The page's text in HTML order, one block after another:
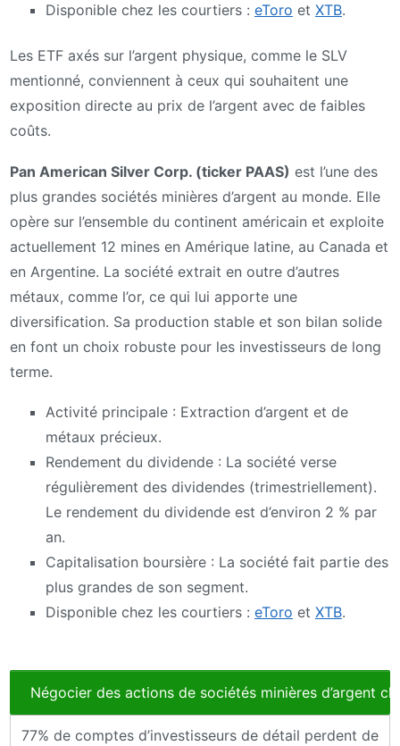
Disponible chez les courtiers : eToro et XTB.
Les ETF axés sur l’argent physique, comme le SLV
mentionné, conviennent à ceux qui souhaitent une
exposition directe au prix de l’argent avec de faibles
coûts.
Pan American Silver Corp. (ticker PAAS) est l’une des
plus grandes sociétés minières d’argent au monde. Elle
opère sur l’ensemble du continent américain et exploite
actuellement 12 mines en Amérique latine, au Canada et
en Argentine. La société extrait en outre d’autres
métaux, comme l’or, ce qui lui apporte une
diversification. Sa production stable et son bilan solide
en font un choix robuste pour les investisseurs de long
terme.
Activité principale : Extraction d’argent et de
métaux précieux.
Rendement du dividende : La société verse
régulièrement des dividendes (trimestriellement).
Le rendement du dividende est d’environ 2 % par
an.
Capitalisation boursière : La société fait partie des
plus grandes de son segment.
Disponible chez les courtiers : eToro et XTB.
Négocier des actions de sociétés minières d’argent
77% de comptes d’investisseurs de détail perdent de